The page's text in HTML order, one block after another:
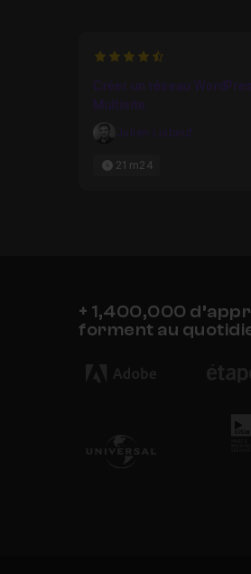
4.9090909090909
Créer un réseau
Multisite
Julien Liabeuf
21m24
+ 1,400,000
forment au